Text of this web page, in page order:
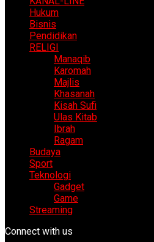
Hukum
Bisnis
Pendidikan
RELIGI
Manaqib
Karomah
Majlis
Khasanah
Kisah Sufi
Ulas Kitab
Ibrah
Ragam
Budaya
Sport
Teknologi
Gadget
Game
Streaming
Connect with us